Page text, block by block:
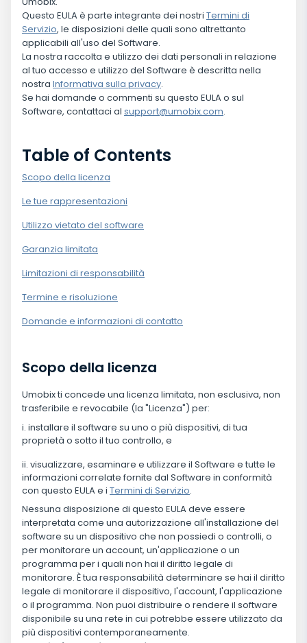
Questo EULA è parte integrante dei nostri Termini di
Servizio, le disposizioni delle quali sono altrettanto
applicabili all'uso del Software.
La nostra raccolta e utilizzo dei dati personali in relazione
al tuo accesso e utilizzo del Software è descritta nella
nostra Informativa sulla privacy.
Se hai domande o commenti su questo EULA o sul
Software, contattaci al support@umobix.com.
Table of Contents
Scopo della licenza
Le tue rappresentazioni
Utilizzo vietato del software
Garanzia limitata
Limitazioni di responsabilità
Termine e risoluzione
Domande e informazioni di contatto
Scopo della licenza
Umobix ti concede una licenza limitata, non esclusiva, non
trasferibile e revocabile (la "Licenza") per:
installare il software su uno o più dispositivi, di tua
proprietà o sotto il tuo controllo, e
visualizzare, esaminare e utilizzare il Software e tutte le
informazioni correlate fornite dal Software in conformità
con questo EULA e i Termini di Servizio.
Nessuna disposizione di questo EULA deve essere
interpretata come una autorizzazione all'installazione del
software su un dispositivo che non possiedi o controlli, o
per monitorare un account, un'applicazione o un
programma per i quali non hai il diritto legale di
monitorare. È tua responsabilità determinare se hai il diritto
legale di monitorare il dispositivo, l'account, l'applicazione
o il programma. Non puoi distribuire o rendere il software
disponibile su una rete in cui potrebbe essere utilizzato da
più dispositivi contemporaneamente.